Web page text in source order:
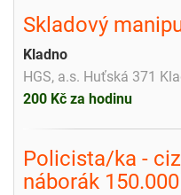
Skladový
Kladno
HGS, a.s. Huťská 371
200 Kč za hodinu
Policista/ka -
náborák